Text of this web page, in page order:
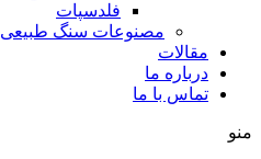
فلدسپات
مصنوعات سنگ طبیعی
مقالات
درباره ما
تماس با ما
منو